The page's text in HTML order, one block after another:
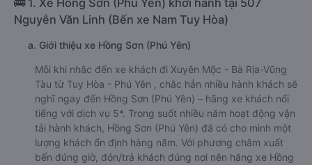
🚌 1. Xe Hồng Sơn (Phú Yên) khởi hành tại 507
Nguyễn Văn Linh (Bến xe Nam Tuy Hòa)
a. Giới thiệu xe Hồng Sơn (Phú Yên)
Mỗi khi nhắc đến xe khách đi Xuyên Mộc - Bà Rịa-Vũng
Tàu từ Tuy Hòa - Phú Yên , chắc hẳn nhiều hành khách sẽ
nghĩ ngay đến Hồng Sơn (Phú Yên) – hãng xe khách nổi
tiếng với dịch vụ 5*. Trong suốt nhiều năm hoạt động vận
tải hành khách, Hồng Sơn (Phú Yên) đã có cho mình một
lượng khách ổn định hàng năm. Với phương châm xuất
bến đúng giờ, đón/trả khách đúng nơi nên hãng xe Hồng